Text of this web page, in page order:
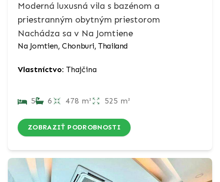
Moderná luxusná vila s bazénom a
priestranným obytným priestorom
Nachádza sa v Na Jomtiene
Na Jomtien, Chonburi, Thailand
Vlastníctvo: Thajčina
5 6 478 m² 525 m²
ZOBRAZIŤ PODROBNOSTI